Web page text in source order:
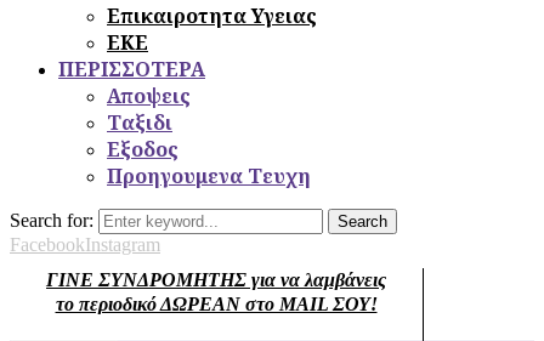
Επικαιροτητα Υγειας
ΕΚΕ
ΠΕΡΙΣΣΟΤΕΡΑ
Αποψεις
Ταξιδι
Εξοδος
Προηγουμενα Τευχη
Search for: Search
FacebookInstagram
ΓΙΝΕ ΣΥΝΔΡΟΜΗΤΗΣ για να λαμβάνεις
το περιοδικό ΔΩΡΕΑΝ στο MAIL ΣΟΥ!